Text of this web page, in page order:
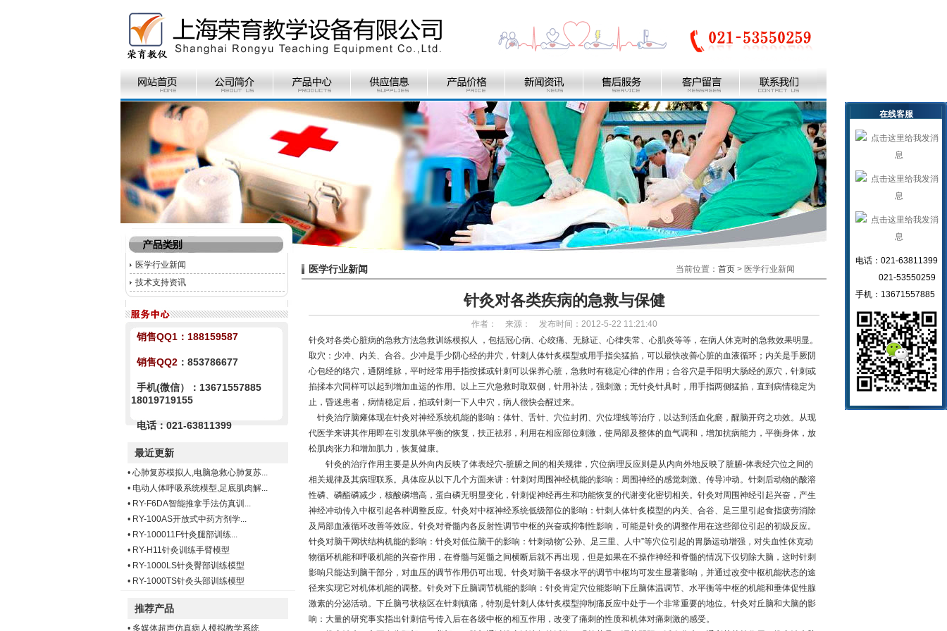
医学行业新闻
技术支持资讯
销售QQ1： 188159587
销售QQ2 ：853786677
手机(微信）：13671557885
18019719155
电话：021-63811399
最近更新
• 心肺复苏模拟人,电脑急救心肺复苏...
• 电动人体呼吸系统模型,足底肌肉解...
• RY-F6DA智能推拿手法仿真训...
• RY-100AS开放式中药方剂学...
• RY-100011F针灸腿部训练...
• RY-H11针灸训练手臂模型
• RY-1000LS针灸臀部训练模型
• RY-1000TS针灸头部训练模型
推荐产品
• 多媒体超声仿真病人模拟教学系统
医学行业新闻 当前位置： 首页 > 医学行业新闻
针灸对各类疾病的急救与保健
作者： 来源： 发布时间：2012-5-22 11:21:40
针灸对各类心脏病的急救方法急救训练模拟人
，包括冠心病、心绞痛、无脉证、心律失常、心肌炎等等，在病人休克时的急救效果明显。
取穴：少冲、内关、合谷。少冲是手少阴心经的井穴，针刺 人体针炙模型或用手指尖猛掐，可以最快改善心脏的血液循环；内关是手厥阴
心包经的络穴，通阴维脉，平时经常用手指按揉或针刺可以保养心脏，急救时有稳定心律的作用；合谷穴是手阳明大肠经的原穴，针刺或
掐揉本穴同样可以起到增加血运的作用。以上三穴急救时取双侧，针用补法，强刺激；无针灸针具时，用手指两侧猛掐，直到病情稳定为
止，昏迷患者，病情稳定后，掐或针刺一下人中穴，病人很快会醒过来。
针灸治疗脑瘫体现在针灸对神经系统机能的影响：体针、舌针、穴位封闭、穴位埋线等治疗，以达到活血化瘀，醒脑开窍之功效。从现
代医学来讲其作用即在引发肌体平衡的恢复，扶正祛邪，利用在相应部位刺激，使局部及整体的血气调和，增加抗病能力，平衡身体，放
松肌肉张力和增加肌力，恢复健康。
针灸的治疗作用主要是从外向内反映了体表经穴-脏腑之间的相关规律，穴位病理反应则是从内向外地反映了脏腑-体表经穴位之间的
相关规律及其病理联系。具体应从以下几个方面来讲：针刺对周围神经机能的影响：周围神经的感觉刺激、传导冲动。针刺后动物的酸溶
性磷、磷酯磷减少，核酸磷增高，蛋白磷无明显变化，针刺促神经再生和功能恢复的代谢变化密切相关。针灸对周围神经引起兴奋，产生
神经冲动传入中枢引起各种调整反应。针灸对中枢神经系统低级部位的影响：针刺 人体针炙模型的内关、合谷、足三里引起食指疲劳消除
及局部血液循环改善等效应。针灸对脊髓内各反射性调节中枢的兴奋或抑制性影响，可能是针灸的调整作用在这些部位引起的初级反应。
针灸对脑干网状结构机能的影响：针灸对低位脑干的影响：针刺动物“公孙、足三里、人中”等穴位引起的胃肠运动增强，对失血性休克动
物循环机能和呼吸机能的兴奋作用，在脊髓与延髓之间横断后就不再出现，但是如果在不操作神经和脊髓的情况下仅切除大脑，这时针刺
影响只能达到脑干部分，对血压的调节作用仍可出现。针灸对脑干各级水平的调节中枢均可发生显著影响，并通过改变中枢机能状态的途
径来实现它对机体机能的调整。针灸对下丘脑调节机能的影响：针灸肯定穴位能影响下丘脑体温调节、水平衡等中枢的机能和垂体促性腺
激素的分泌活动。下丘脑弓状核区在针刺镇痛，特别是针刺 人体针炙模型抑制痛反应中处于一个非常重要的地位。针灸对丘脑和大脑的影
响：大量的研究事实指出针刺信号传入后在各级中枢的相互作用，改变了痛刺的性质和机体对痛刺激的感受。
在线客服
电话：021-63811399
021-53550259
手机：13671557885